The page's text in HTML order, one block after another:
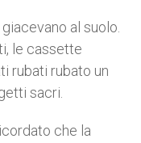
al suolo.
le cassette
rubati rubato un
sacri.
che la